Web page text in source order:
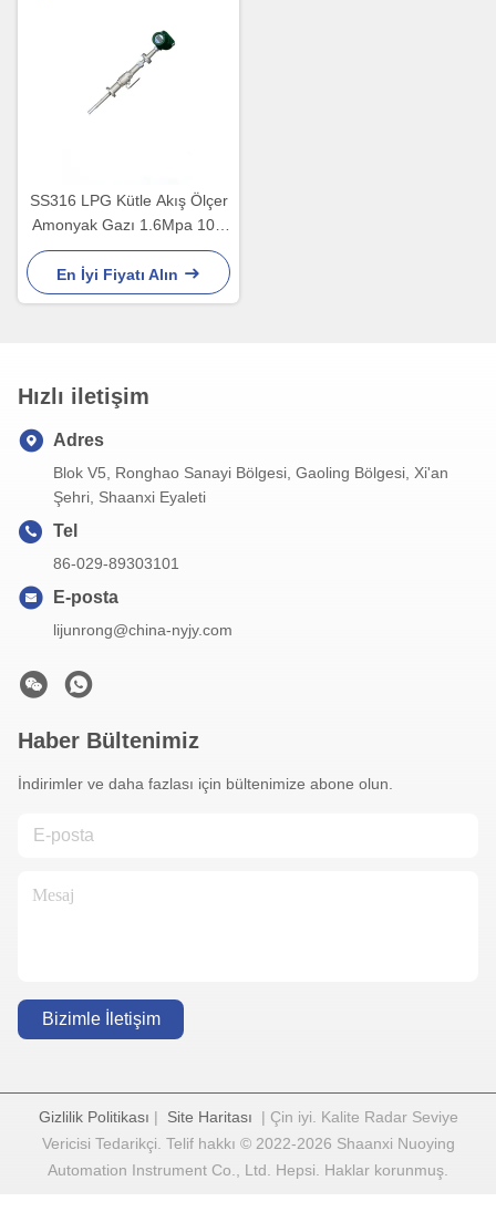
SS316 LPG Kütle Akış Ölçer
Amonyak Gazı 1.6Mpa 10A
220V Termal Kütle Hava Akış
Ölçer
En İyi Fiyatı Alın
Hızlı iletişim
Adres
Blok V5, Ronghao Sanayi Bölgesi, Gaoling Bölgesi, Xi'an
Şehri, Shaanxi Eyaleti
Tel
86-029-89303101
E-posta
lijunrong@china-nyjy.com
Haber Bültenimiz
İndirimler ve daha fazlası için bültenimize abone olun.
Bizimle İletişim
Gizlilik Politikası | Site Haritası | Çin iyi. Kalite Radar Seviye
Vericisi Tedarikçi. Telif hakkı © 2022-2026 Shaanxi Nuoying
Automation Instrument Co., Ltd. Hepsi. Haklar korunmuş.